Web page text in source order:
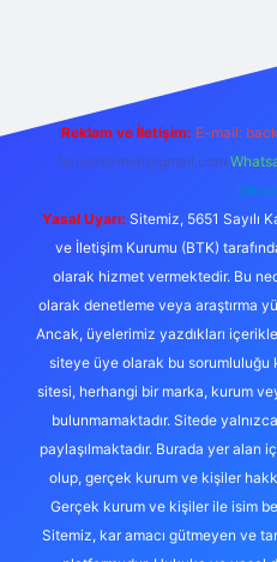
Reklam ve İletişim: E-mail:
forumhizmeti@gmail.com
Yasal Uyarı: Sitemiz, 5651 Sayılı
ve İletişim Kurumu (BTK)
olarak hizmet vermektedir. Bu
olarak denetleme veya araştırma
Ancak, üyelerimiz yazdıkları
siteye üye olarak bu sorumluluğu
sitesi, herhangi bir marka, kurum
bulunmamaktadır. Sitede
paylaşılmaktadır. Burada yer alan
olup, gerçek kurum ve kişiler
Gerçek kurum ve kişiler ile isim
Sitemiz, kar amacı gütmeyen ve